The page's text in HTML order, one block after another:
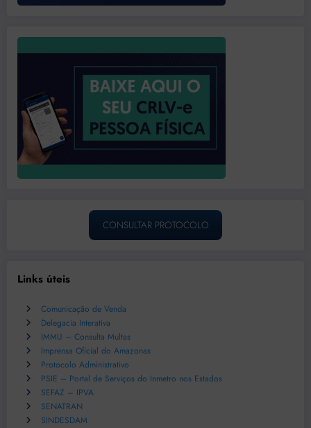
CONSULTAR PROTOCOLO
Links úteis
Comunicação de Venda
Delegacia Interativa
IMMU – Consulta Multas
Imprensa Oficial do Amazonas
Protocolo Administrativo
PSIE – Portal de Serviços do Inmetro nos Estados
SEFAZ – IPVA
SENATRAN
SINDESDAM